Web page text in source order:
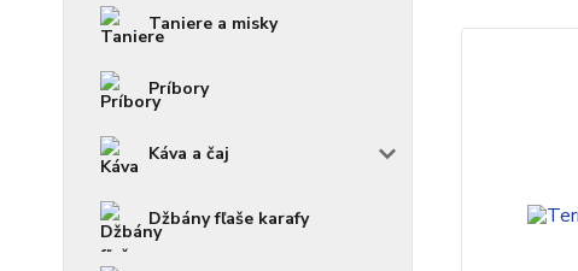
Taniere a misky
Príbory
Káva a čaj
Džbány fľaše karafy